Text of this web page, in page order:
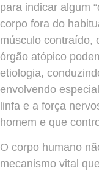
para indicar algum
corpo fora do
músculo contraído,
órgão atópico
etiologia,
envolvendo
linfa e a força
homem e que
O corpo humano
mecanismo vital